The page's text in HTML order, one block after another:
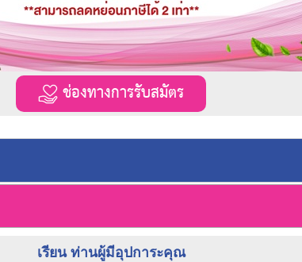
ช่องทางการรับสมัตร
เรียน ท่านผู้มีอุปการะคุณ